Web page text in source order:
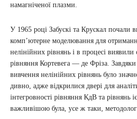
намагніченої плазми.
У 1965 році Забускі та Крускал почали
комп’ютерне моделювання для
нелінійних рівнянь і в процесі виявили
рівняння Кортевега — де Фріза.
вивчення нелінійних рівнянь було
дивно, адже відкрилися двері для
інтегровності рівняння КдВ та рівнянь
важливішою була, усе ж таки,